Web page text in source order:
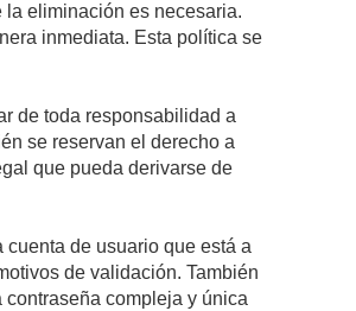
la eliminación es necesaria.
inmediata. Esta política se
de toda responsabilidad a
se reservan el derecho a
que pueda derivarse de
de usuario que está a
de validación. También
compleja y única